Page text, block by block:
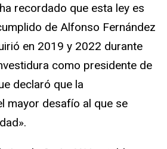
recordado que esta ley es
de Alfonso Fernández
en 2019 y 2022 durante
como presidente de
declaró que la
mayor desafío al que se